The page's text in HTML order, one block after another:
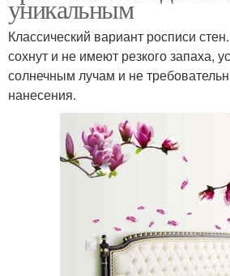
уникальным
Классический вариант росписи
сохнут и не имеют резкого запаха,
солнечным лучам и не
нанесения.